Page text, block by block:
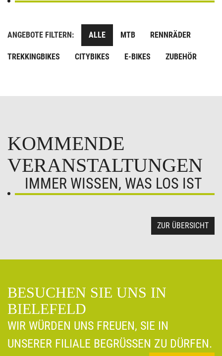
ANGEBOTE FILTERN: ALLE MTB RENNRÄDER
TREKKINGBIKES CITYBIKES E-BIKES ZUBEHÖR
KOMMENDE
VERANSTALTUNGEN
IMMER WISSEN, WAS LOS IST
ZUR ÜBERSICHT
BESUCHEN SIE UNS IN
BIELEFELD
WIR WÜRDEN UNS FREUEN, SIE IN
UNSERER FILIALE BEGRÜSSEN ZU DÜRFEN.